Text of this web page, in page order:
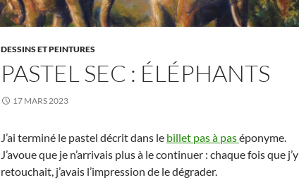
DESSINS ET PEINTURES
PASTEL SEC : ÉLÉPHANTS
17 MARS 2023
J’ai terminé le pastel décrit dans le billet pas à paséponyme.
J’avoue que je n’arrivais plus à le continuer : chaque fois que j’y
retouchait, j’avais l’impression de le dégrader.